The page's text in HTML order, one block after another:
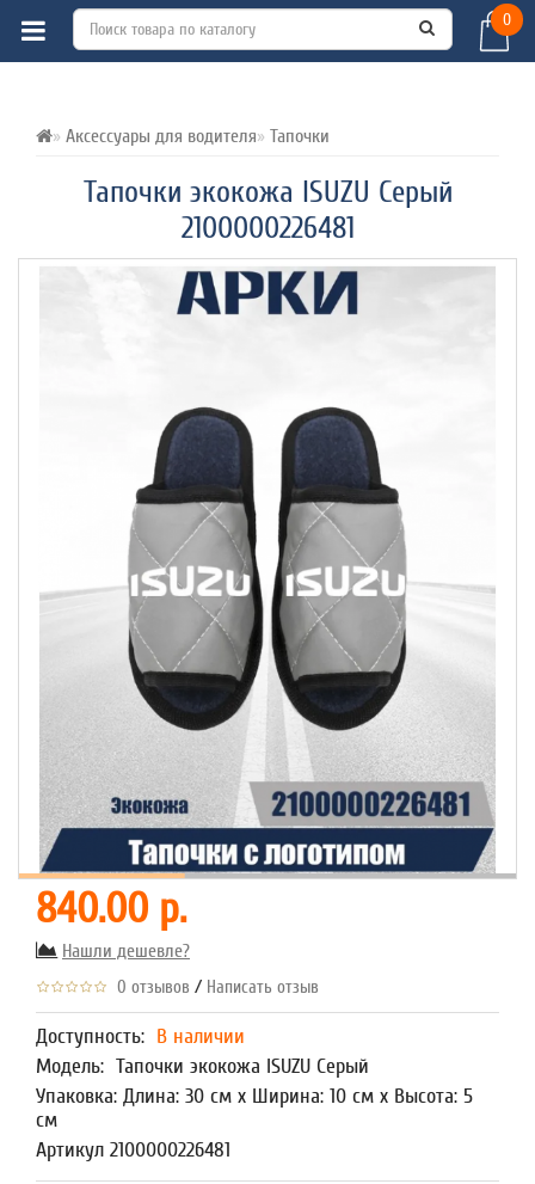
0
Аксессуары для водителя Тапочки
Тапочки экокожа ISUZU Серый
2100000226481
ВСЕ О ТОВАРЕ ХАРАКТЕРИСТИКИ
840.00 р.
Нашли дешевле?
0 отзывов / Написать отзыв
Доступность: В наличии
Модель: Тапочки экокожа ISUZU Серый
Упаковка: Длина: 30 см x Ширина: 10 см x Высота: 5
см
Артикул 2100000226481